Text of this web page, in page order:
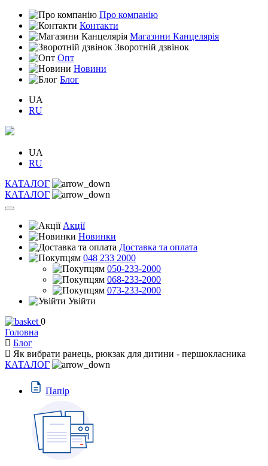
Про компанію
Контакти
Магазини Канцелярія
Зворотній дзвінок
Опт
Новини
Блог
UA
RU
UA
RU
КАТАЛОГ
КАТАЛОГ
Акції
Новинки
Доставка та оплата
048 233 2000
050-233-2000
068-233-2000
073-233-2000
Увійти
0
Головна
Блог
Як вибрати ранець, рюкзак для дитини - першокласника
КАТАЛОГ
Пaпiр